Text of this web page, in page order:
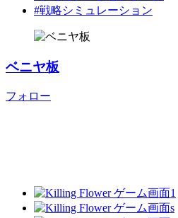
#戦略シミュレーション
ベニヤ板
フォロー